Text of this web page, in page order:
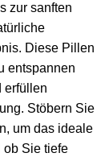
zur sanften
Diese Pillen
entspannen
erfüllen
Stöbern Sie
um das ideale
ob Sie tiefe